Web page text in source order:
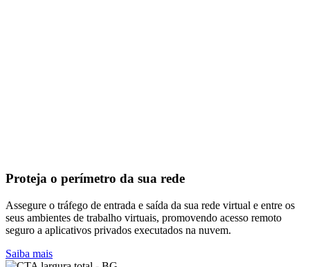
Proteja o perímetro da sua rede
Assegure o tráfego de entrada e saída da sua rede virtual e entre os
seus ambientes de trabalho virtuais, promovendo acesso remoto
seguro a aplicativos privados executados na nuvem.
Saiba mais